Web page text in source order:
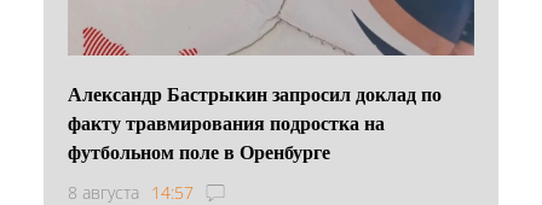
Александр Бастрыкин запросил доклад по
факту травмирования подростка на
футбольном поле в Оренбурге
8 августа 14:57